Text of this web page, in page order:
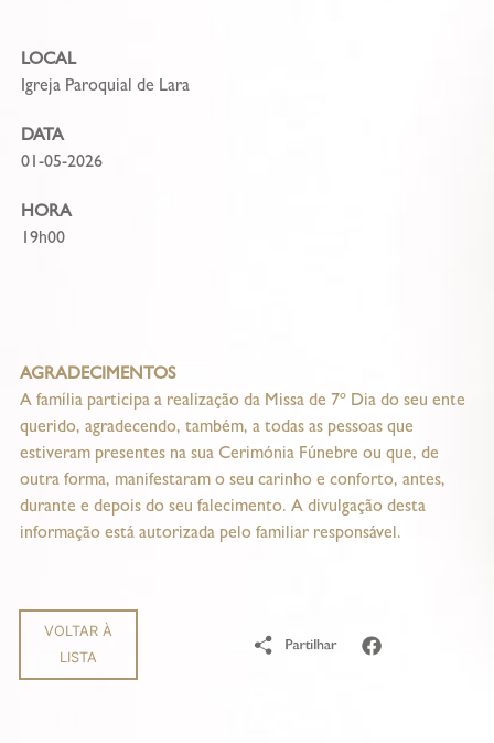
LOCAL
Igreja Paroquial de Lara
DATA
01-05-2026
HORA
19h00
AGRADECIMENTOS
A família participa a realização da Missa de 7º Dia do seu ente
querido, agradecendo, também, a todas as pessoas que
estiveram presentes na sua Cerimónia Fúnebre ou que, de
outra forma, manifestaram o seu carinho e conforto, antes,
durante e depois do seu falecimento. A divulgação desta
informação está autorizada pelo familiar responsável.
VOLTAR À
LISTA